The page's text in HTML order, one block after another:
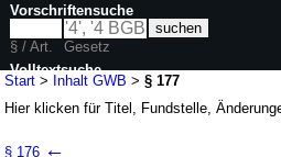
Start > Inhalt GWB >§ 177
Hier klicken fürTitel, Fundstelle,
§ 176 ←
Vorschriftensuche
§ / Art.
Gesetz
Volltextsuche
nur in GWB